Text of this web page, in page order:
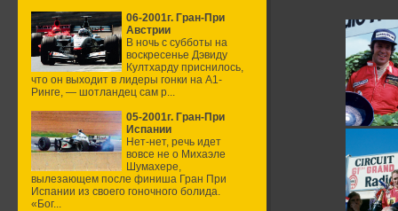
06-2001г. Гран-При
Австрии
В ночь с субботы на
воскресенье Дэвиду
Култхарду приснилось,
что он выходит в лидеры гонки на А1-
Ринге, — шотландец сам р...
05-2001г. Гран-При
Испании
Нет-нет, речь идет
вовсе не о Михаэле
Шумахере,
вылезающем после финиша Гран При
Испании из своего гоночного болида.
«Бог...